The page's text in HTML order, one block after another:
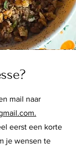
mail naar
.
eerst een korte
je wensen te